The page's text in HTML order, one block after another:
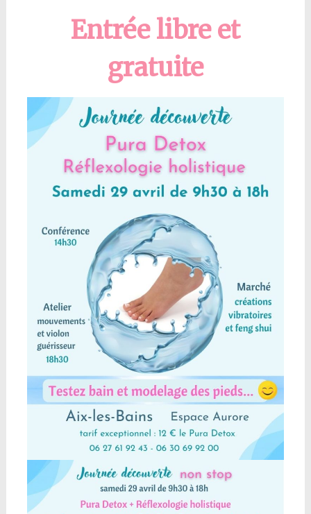
Entrée libre et
gratuite